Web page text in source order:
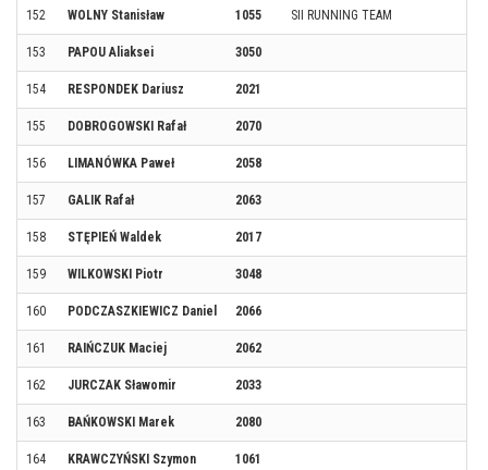
152 WOLNY Stanisław 1055 SII RUNNING TEAM
153 PAPOU Aliaksei 3050
154 RESPONDEK Dariusz 2021
155 DOBROGOWSKI Rafał 2070
156 LIMANÓWKA Paweł 2058
157 GALIK Rafał 2063
158 STĘPIEŃ Waldek 2017
159 WILKOWSKI Piotr 3048
160 PODCZASZKIEWICZ Daniel 2066
161 RAIŃCZUK Maciej 2062
162 JURCZAK Sławomir 2033
163 BAŃKOWSKI Marek 2080
164 KRAWCZYŃSKI Szymon 1061